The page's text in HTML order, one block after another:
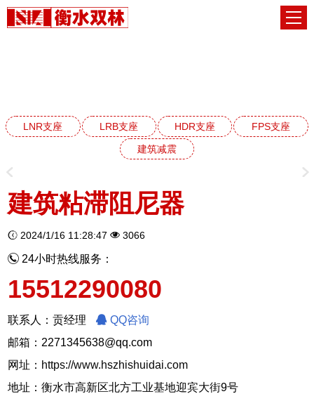
LNR支座 LRB支座 HDR支座
FPS支座
建筑减震
建筑粘滞阻尼器
2024/1/16 11:28:47 3066
24小时热线服务：
15512290080
联系人：贡经理
QQ咨询
邮箱：2271345638@qq.com
网址： https://www.hszhishuidai.com
地址：衡水市高新区北方工业基地迎宾大街9号